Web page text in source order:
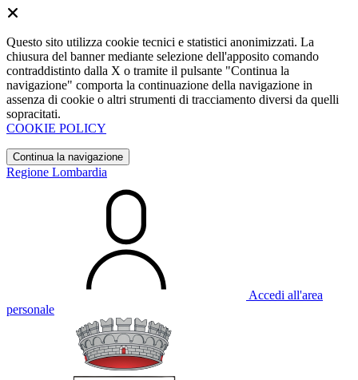
Questo sito utilizza cookie tecnici e statistici anonimizzati. La
chiusura del banner mediante selezione dell'apposito comando
contraddistinto dalla X o tramite il pulsante "Continua la
navigazione" comporta la continuazione della navigazione in
assenza di cookie o altri strumenti di tracciamento diversi da quelli
sopracitati.
COOKIE POLICY
Continua la navigazione
Regione Lombardia
Accedi all'area
personale